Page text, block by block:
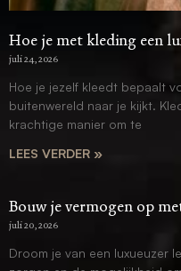
Hoe je met kleding een
juli 24, 2026
Hoe je jezelf kleedt bepaalt
buitenwereld naar je kijkt.
krachtige manier om te
LEES VERDER »
Bouw je vermogen op
juli 20, 2026
Droom je van een luxueuzer